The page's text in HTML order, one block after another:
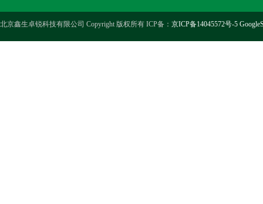
北京鑫生卓锐科技有限公司 Copyright 版权所有 ICP备： 京ICP备14045572号-5